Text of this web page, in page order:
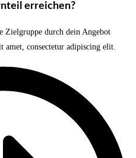
erreichen?
Zielgruppe durch dein Angebot
consectetur adipiscing elit.